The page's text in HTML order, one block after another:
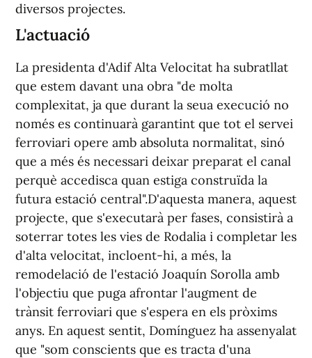
diversos projectes.
L'actuació
La presidenta d'Adif Alta Velocitat ha subratllat
que estem davant una obra "de molta
complexitat, ja que durant la seua execució no
només es continuarà garantint que tot el servei
ferroviari opere amb absoluta normalitat, sinó
que a més és necessari deixar preparat el canal
perquè accedisca quan estiga construïda la
futura estació central".D'aquesta manera, aquest
projecte, que s'executarà per fases, consistirà a
soterrar totes les vies de Rodalia i completar les
d'alta velocitat, incloent-hi, a més, la
remodelació de l'estació Joaquín Sorolla amb
l'objectiu que puga afrontar l'augment de
trànsit ferroviari que s'espera en els pròxims
anys. En aquest sentit, Domínguez ha assenyalat
que "som conscients que es tracta d'una